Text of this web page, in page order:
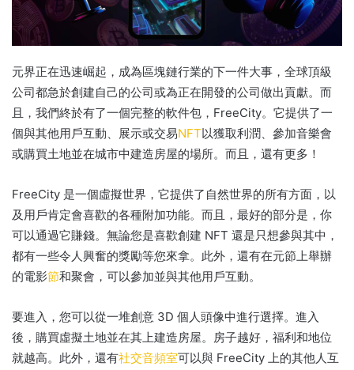
元界正在迅速崛起，成為區塊鏈行業的下一件大事，全球頂級
公司都急於創建自己的公司或為正在開發的公司做出貢獻。 而
且，我們終於有了一個完整的軟件包，FreeCity。 它提供了一
個與其他用戶互動、展示或交易NFT以獲取利潤、參加音樂會
或購買土地並在城市中建造房屋的場所。 而且，還有更多！
FreeCity 是一個虛擬世界，它提供了自然世界的所有方面，以
及用戶肯定會喜歡的各種附加功能。 而且，最好的部分是，你
可以通過它賺錢。 無論您是喜歡創建 NFT 還是只想參與其中，
都有一些令人興奮的獎勵等您來拿。 此外，還有在元節上舉辦
的電影節和聚會，可以參加並與其他用戶互動。
要進入，您可以從一堆創意 3D 個人頭像中進行選擇。 進入
後，購買虛擬土地並在其上建造房屋。 房子越好，福利和地位
就越高。 此外，還有社交音頻室可以與 FreeCity 上的其他人互